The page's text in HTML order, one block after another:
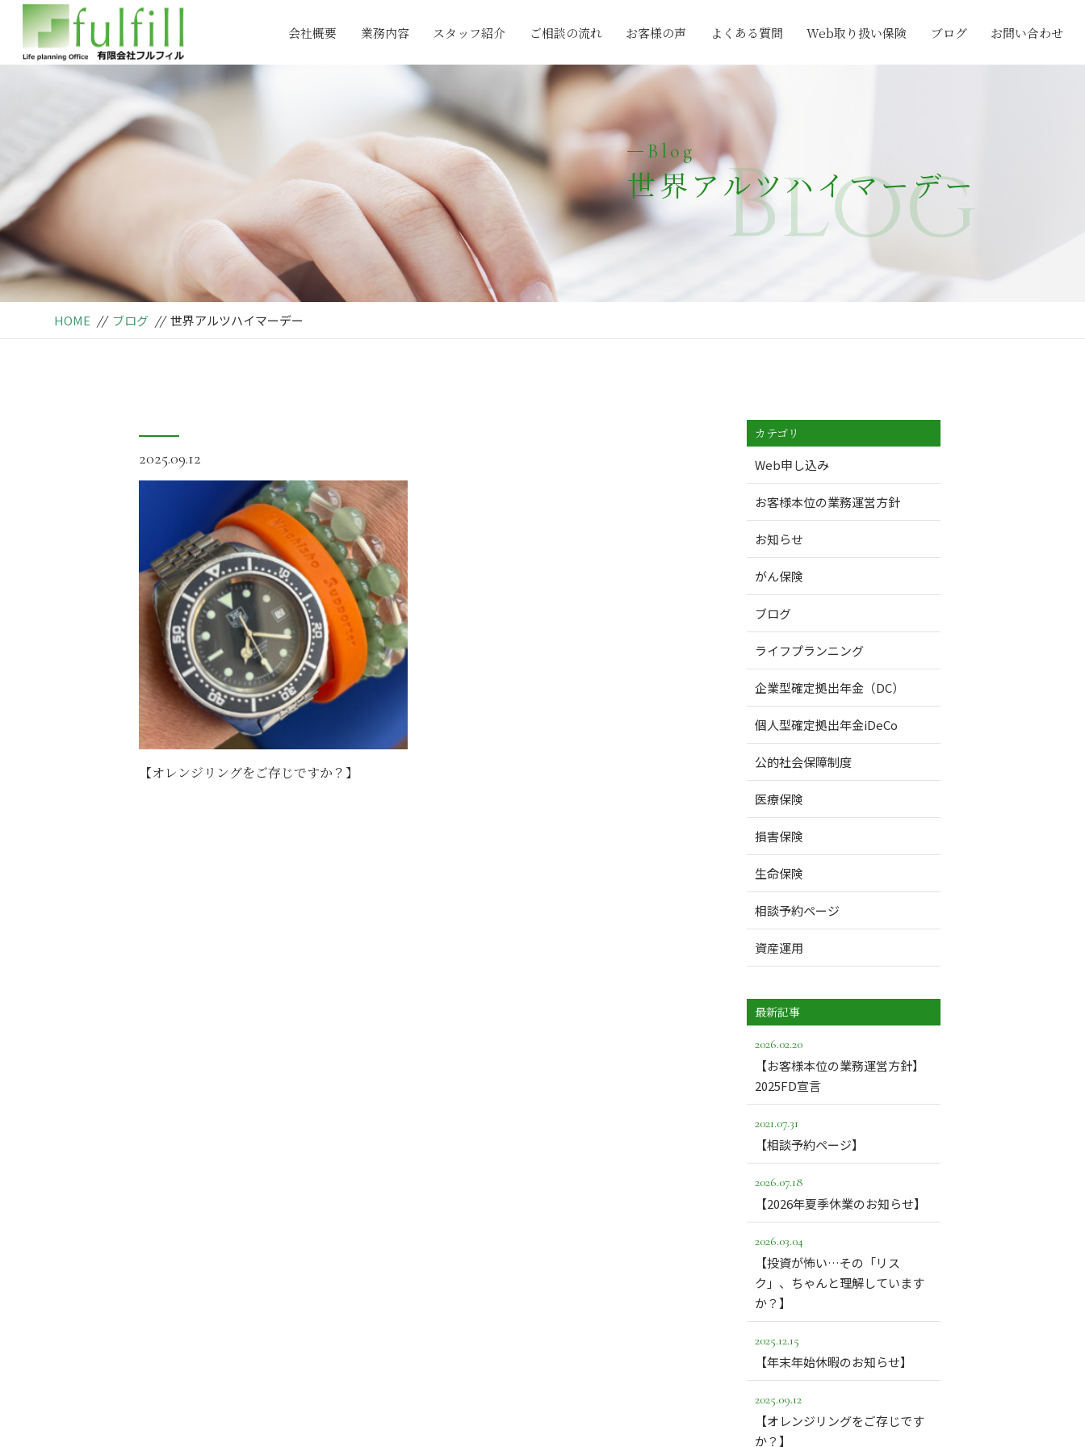
会社概要 業務内容 スタッフ紹介 ご相談の流れ お客様の声 よくある質問 Web取り扱い保険 ブログ お問い合わせ
Blog
世界アルツハイマーデー
Blog
HOME // ブログ // 世界アルツハイマーデー
2025.09.12
【オレンジリングをご存じですか？】
カテゴリ
Web申し込み
お客様本位の業務運営方針
お知らせ
がん保険
ブログ
ライフプランニング
企業型確定拠出年金（DC）
個人型確定拠出年金iDeCo
公的社会保障制度
医療保険
損害保険
生命保険
相談予約ページ
資産運用
最新記事
2026.02.20
【お客様本位の業務運営方針】
2025FD宣言
2021.07.31
【相談予約ページ】
2026.07.18
【2026年夏季休業のお知らせ】
2026.03.04
【投資が怖い…その「リス
ク」、ちゃんと理解しています
か？】
2025.12.15
【年末年始休暇のお知らせ】
2025.09.12
【オレンジリングをご存じです
か？】